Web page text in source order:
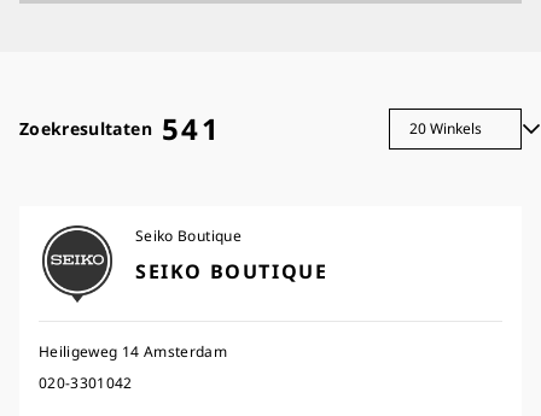
Seiko Elite Collection
Seiko Boutique
Seiko Watch Salon
Seiko Premium Retailer
Seiko Global Brand Retailer
Zoekresultaten 541
Seiko Boutique
SEIKO BOUTIQUE
Heiligeweg 14 Amsterdam
020-3301042